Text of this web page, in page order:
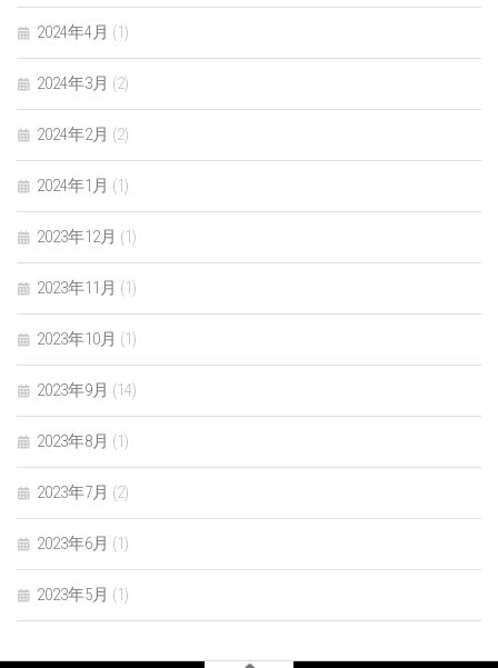
2024年4月 (1)
2024年3月 (2)
2024年2月 (2)
2024年1月 (1)
2023年12月 (1)
2023年11月 (1)
2023年10月 (1)
2023年9月 (14)
2023年8月 (1)
2023年7月 (2)
2023年6月 (1)
2023年5月 (1)